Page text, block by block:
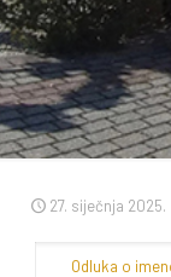
27. siječnja 2025.
Odluka o